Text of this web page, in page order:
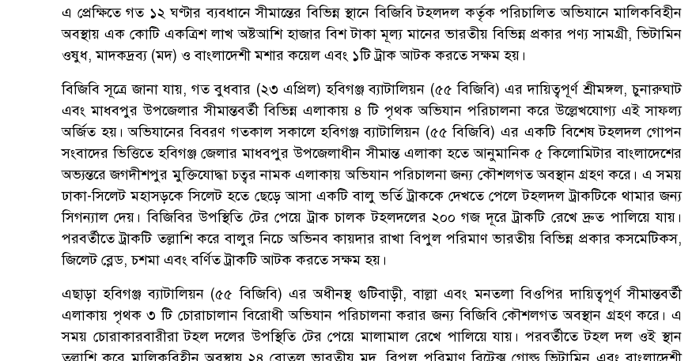
এ প্রেক্ষিতে গত ১২ ঘণ্টার ব্যবধানে সীমান্তের বিভিন্ন স্থানে বিজিবি টহলদল কর্তৃক পরিচালিত অভিযানে মালিকবিহীন
অবস্থায় এক কোটি একত্রিশ লাখ অষ্টআশি হাজার বিশ টাকা মূল্য মানের ভারতীয় বিভিন্ন প্রকার পণ্য সামগ্রী, ভিটামিন
ওষুধ, মাদকদ্রব্য (মদ) ও বাংলাদেশী মশার কয়েল এবং ১টি ট্রাক আটক করতে সক্ষম হয়।
বিজিবি সূত্রে জানা যায়, গত বুধবার (২৩ এপ্রিল) হবিগঞ্জ ব্যাটালিয়ন (৫৫ বিজিবি) এর দায়িত্বপূর্ণ শ্রীমঙ্গল, চুনারুঘাট
এবং মাধবপুর উপজেলার সীমান্তবর্তী বিভিন্ন এলাকায় ৪ টি পৃথক অভিযান পরিচালনা করে উল্লেখযোগ্য এই সাফল্য
অর্জিত হয়। অভিযানের বিবরণ গতকাল সকালে হবিগঞ্জ ব্যাটালিয়ন (৫৫ বিজিবি) এর একটি বিশেষ টহলদল গোপন
সংবাদের ভিত্তিতে হবিগঞ্জ জেলার মাধবপুর উপজেলাধীন সীমান্ত এলাকা হতে আনুমানিক ৫ কিলোমিটার বাংলাদেশের
অভ্যন্তরে জগদীশপুর মুক্তিযোদ্ধা চত্বর নামক এলাকায় অভিযান পরিচালনা জন্য কৌশলগত অবস্থান গ্রহণ করে। এ সময়
ঢাকা-সিলেট মহাসড়কে সিলেট হতে ছেড়ে আসা একটি বালু ভর্তি ট্রাককে দেখতে পেলে টহলদল ট্রাকটিকে থামার জন্য
সিগন্যাল দেয়। বিজিবির উপস্থিতি টের পেয়ে ট্রাক চালক টহলদলের ২০০ গজ দূরে ট্রাকটি রেখে দ্রুত পালিয়ে যায়।
পরবর্তীতে ট্রাকটি তল্লাশি করে বালুর নিচে অভিনব কায়দার রাখা বিপুল পরিমাণ ভারতীয় বিভিন্ন প্রকার কসমেটিকস,
জিলেট ব্লেড, চশমা এবং বর্ণিত ট্রাকটি আটক করতে সক্ষম হয়।
এছাড়া হবিগঞ্জ ব্যাটালিয়ন (৫৫ বিজিবি) এর অধীনস্থ গুটিবাড়ী, বাল্লা এবং মনতলা বিওপির দায়িত্বপূর্ণ সীমান্তবর্তী
এলাকায় পৃথক ৩ টি চোরাচালান বিরোধী অভিযান পরিচালনা করার জন্য বিজিবি কৌশলগত অবস্থান গ্রহণ করে। এ
সময় চোরাকারবারীরা টহল দলের উপস্থিতি টের পেয়ে মালামাল রেখে পালিয়ে যায়। পরবর্তীতে টহল দল ওই স্থান